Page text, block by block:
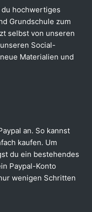
hochwertiges
Grundschule zum
selbst von unseren
Social-
Materialien und
an. So kannst
kaufen. Um
du ein bestehendes
Paypal-Konto
wenigen Schritten